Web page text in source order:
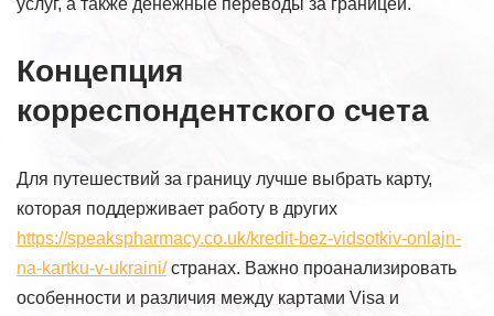
Концепция
корреспондентского счета
Для путешествий за границу лучше выбрать карту,
которая поддерживает работу в других
https://speakspharmacy.co.uk/kredit-bez-vidsotkiv-onlajn-
na-kartku-v-ukraini/странах. Важно проанализировать
особенности и различия между картами Visa и